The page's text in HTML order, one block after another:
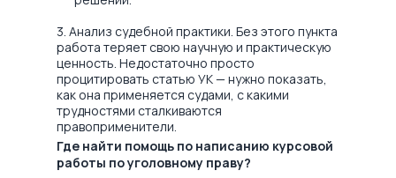
3. Анализ судебной практики. Без этого пункта
работа теряет свою научную и практическую
ценность. Недостаточно просто
процитировать статью УК — нужно показать,
как она применяется судами, с какими
трудностями сталкиваются
правоприменители.
Где найти помощь по написанию курсовой
работы по уголовному праву?